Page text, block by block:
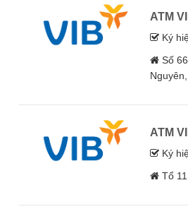
ATM
Ký
Số
ATM
Ký
Tổ